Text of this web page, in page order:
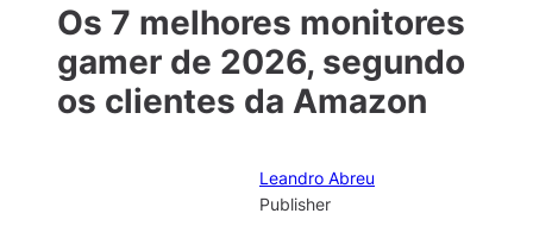
Os 7 melhores monitores
gamer de 2026, segundo
os clientes da Amazon
Leandro Abreu
Publisher